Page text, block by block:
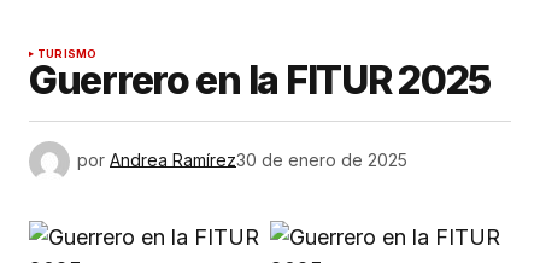
TURISMO
Guerrero en la FITUR 2025
por Andrea Ramírez30 de enero de 2025